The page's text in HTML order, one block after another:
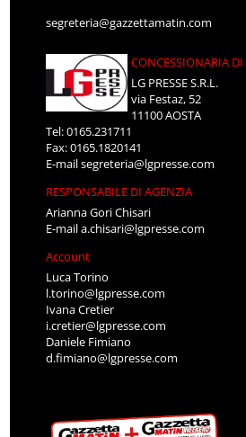
segreteria@gazzettamatin.com
CONCESSIONARIA
LG PRESSE S.R.L.
via Festaz, 52
11100 AOSTA
Tel: 0165.231711
Fax: 0165.1820141
E-mailsegreteria@lgpresse.com
RESPONSABILE DI AGENZIA
Arianna Gori Chisari
E-maila.chisari@lgpresse.com
Account
Luca Torino
l.torino@lgpresse.com
Ivana Cretier
i.cretier@lgpresse.com
Daniele Fimiano
d.fimiano@lgpresse.com